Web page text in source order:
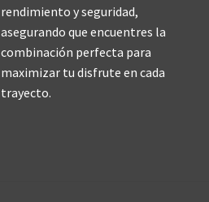
rendimiento y seguridad,
asegurando que encuentres la
combinación perfecta para
maximizar tu disfrute en cada
trayecto.